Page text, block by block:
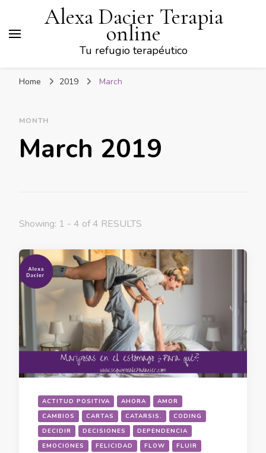
Alexa Dacier Terapia
online
Tu refugio terapéutico
Home 2019 March
MONTH
March 2019
Showing: 1 - 4 of 4 RESULTS
ACTITUD POSITIVA AHORA
AMOR
CAMBIOS
CARTAS CATARSIS.
CODING
DECIDIR
DECISIONES
DEPENDENCIA
EMOCIONES
FELICIDAD FLOW
FLUIR